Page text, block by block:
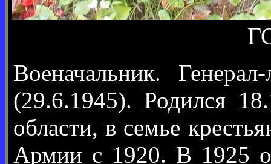
Военачальник.
(29.6.1945). Родился
области, в семье
Армии с 1920. В 1925